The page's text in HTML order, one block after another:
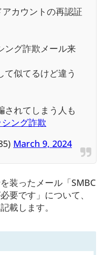
アカウントの再認証
ング詐欺メール来
て似てるけど違う
されてしまう人も
ング詐欺
March 9, 2024
装ったメール「SMBC
要です」について、
載します。